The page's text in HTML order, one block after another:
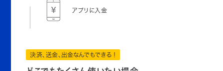
アプリに入金
決済、送金、出金なんでもできる！